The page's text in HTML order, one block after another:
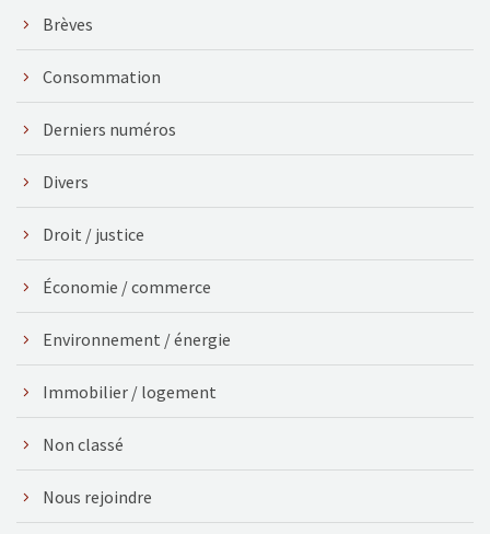
Brèves
Consommation
Derniers numéros
Divers
Droit / justice
Économie / commerce
Environnement / énergie
Immobilier / logement
Non classé
Nous rejoindre